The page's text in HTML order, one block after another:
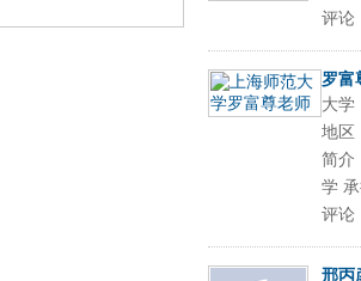
评论
罗富
大学
地区
简介
学
评论
邢丙